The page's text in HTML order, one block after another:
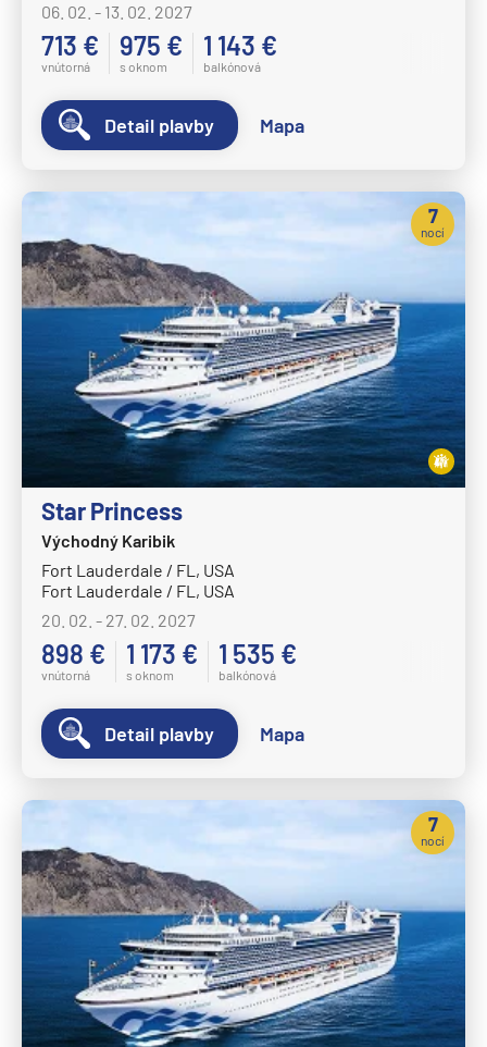
06. 02. - 13. 02. 2027
713 €
vnútorná
975 €
s oknom
1 143 €
balkónová
Detail plavby Mapa
Star Princess
Východný Karibik
Fort Lauderdale / FL, USA
Fort Lauderdale / FL, USA
20. 02. - 27. 02. 2027
898 €
vnútorná
1 173 €
s oknom
1 535 €
balkónová
7
nocí
Detail plavby Mapa
7
nocí